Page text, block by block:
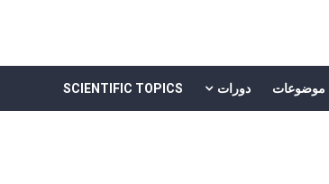
موضوعات دورات SCIENTIFIC TOPICS